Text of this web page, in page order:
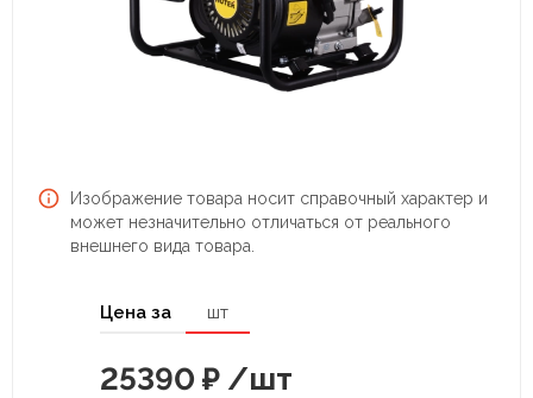
Изображение товара носит справочный характер и
может незначительно отличаться от реального
внешнего вида товара.
Цена за шт
25390 ₽ /шт